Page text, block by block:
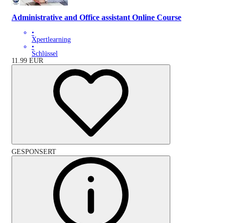
Administrative and Office assistant Online Course
•
Xpertlearning
•
Schlüssel
11.99 EUR
GESPONSERT